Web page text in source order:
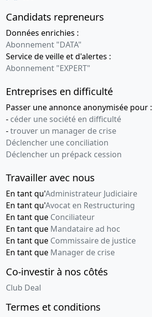
Candidats repreneurs
Données enrichies :
Abonnement "DATA"
Service de veille et d'alertes :
Abonnement "EXPERT"
Entreprises en difficulté
Passer une annonce anonymisée pour :
- céder une société en difficulté
-trouver un manager de crise
Déclencher une conciliation
Déclencher un prépack cession
Travailler avec nous
En tant qu'Administrateur Judiciaire
En tant qu'Avocat en Restructuring
En tant que Conciliateur
En tant que Mandataire ad hoc
En tant que Commissaire de justice
En tant que Manager de crise
Co-investir à nos côtés
Club Deal
Termes et conditions